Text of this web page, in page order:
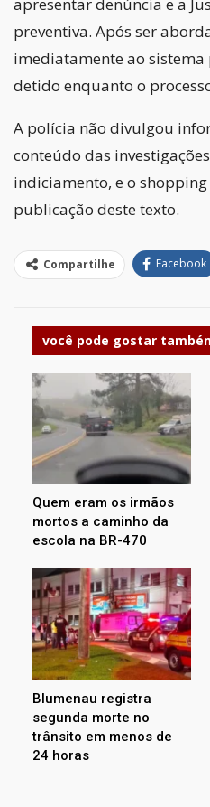
apresentar denúncia e a
preventiva. Após ser
imediatamente ao
detido enquanto o
A polícia não divulgou
conteúdo das
indiciamento, e o
publicação deste texto.
Compartilhe Facebook
você pode gostar
Quem eram os irmãos
mortos a caminho da
escola na BR-470
Blumenau registra
segunda morte no
trânsito em menos de
24 horas